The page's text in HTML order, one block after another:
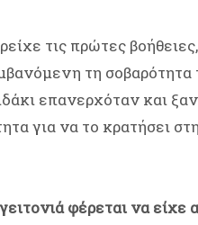
τις πρώτες
τη
επανερχόταν και
για να το κρατήσει
φέρεται να είχε